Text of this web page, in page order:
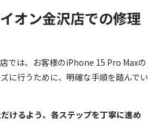
オン金沢店での修理
では、お客様のiPhone 15 Pro Maxの
に行うために、明確な手順を踏んでい
けるよう、各ステップを丁寧に進め